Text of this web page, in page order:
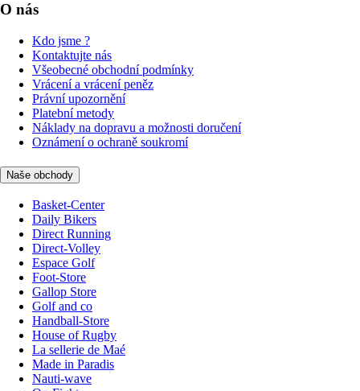
O nás
Kdo jsme ?
Kontaktujte nás
Všeobecné obchodní podmínky
Vrácení a vrácení peněz
Právní upozornění
Platební metody
Náklady na dopravu a možnosti doručení
Oznámení o ochraně soukromí
Naše obchody
Basket-Center
Daily Bikers
Direct Running
Direct-Volley
Espace Golf
Foot-Store
Gallop Store
Golf and co
Handball-Store
House of Rugby
La sellerie de Maé
Made in Paradis
Nauti-wave